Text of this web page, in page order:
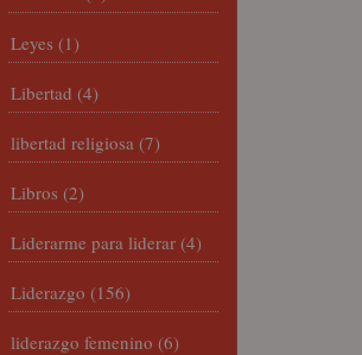
Leyes (1)
Libertad (4)
libertad religiosa (7)
Libros (2)
Liderarme para liderar (4)
Liderazgo (156)
liderazgo femenino (6)